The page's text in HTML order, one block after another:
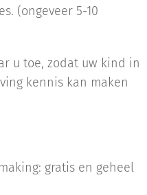
(ongeveer 5-10
u toe, zodat uw kind in
kennis kan maken
gratis en geheel